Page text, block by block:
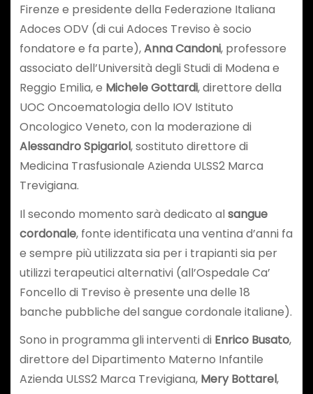
Firenze e presidente della Federazione Italiana
Adoces ODV (di cui Adoces Treviso è socio
fondatore e fa parte),Anna Candoni, professore
associato dell’Università degli Studi di Modena e
Reggio Emilia, e Michele Gottardi, direttore della
UOC Oncoematologia dello IOV Istituto
Oncologico Veneto, con la moderazione di
Alessandro Spigariol, sostituto direttore di
Medicina Trasfusionale Azienda ULSS2 Marca
Trevigiana.
Il secondo momento sarà dedicato alsangue
cordonale, fonte identificata una ventina d’anni fa
e sempre più utilizzata sia per i trapianti sia per
utilizzi terapeutici alternativi (all’Ospedale Ca’
Foncello di Treviso è presente una delle 18
banche pubbliche del sangue cordonale italiane).
Sono in programma gli interventi di Enrico Busato,
direttore del Dipartimento Materno Infantile
Azienda ULSS2 Marca Trevigiana, Mery Bottarel,